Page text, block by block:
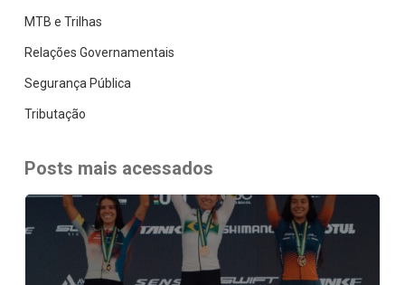
MTB e Trilhas
Relações Governamentais
Segurança Pública
Tributação
Posts mais acessados